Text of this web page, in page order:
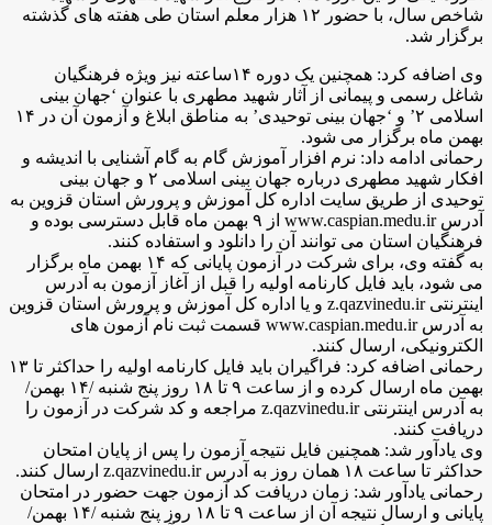
شاخص سال، با حضور ۱۲ هزار معلم استان طی هفته های گذشته
برگزار شد.
وی اضافه کرد: همچنین یک دوره ۱۴ساعته نیز ویژه فرهنگیان
شاغل رسمی و پیمانی از آثار شهید مطهری با عنوان ‘جهان بینی
اسلامی ۲’ و ‘جهان بینی توحیدی’ به مناطق ابلاغ و آزمون آن در ۱۴
بهمن ماه برگزار می شود.
رحمانی ادامه داد: نرم افزار آموزش گام به گام آشنایی با اندیشه و
افکار شهید مطهری درباره جهان بینی اسلامی ۲ و جهان بینی
توحیدی از طریق سایت اداره کل آموزش و پرورش استان قزوین به
آدرس www.caspian.medu.ir از ۹ بهمن ماه قابل دسترسی بوده و
فرهنگیان استان می توانند آن را دانلود و استفاده کنند.
به گفته وی، برای شرکت در آزمون پایانی که ۱۴ بهمن ماه برگزار
می شود، باید فایل کارنامه اولیه را قبل از آغاز آزمون به آدرس
اینترنتی z.qazvinedu.ir و یا اداره کل آموزش و پرورش استان قزوین
به آدرس www.caspian.medu.ir قسمت ثبت نام آزمون های
الکترونیکی، ارسال کنند.
رحمانی اضافه کرد: فراگیران باید فایل کارنامه اولیه را حداکثر تا ۱۳
بهمن ماه ارسال کرده و از ساعت ۹ تا ۱۸ روز پنج شنبه /۱۴ بهمن/
به آدرس اینترنتی z.qazvinedu.ir مراجعه و کد شرکت در آزمون را
دریافت کنند.
وی یادآور شد: همچنین فایل نتیجه آزمون را پس از پایان امتحان
حداکثر تا ساعت ۱۸ همان روز به آدرس z.qazvinedu.ir ارسال کنند.
رحمانی یادآور شد: زمان دریافت کد آزمون جهت حضور در امتحان
پایانی و ارسال نتیجه آن از ساعت ۹ تا ۱۸ روز پنج شنبه /۱۴ بهمن/